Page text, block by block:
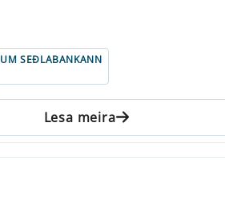
UM SEÐLABANKANN
Lesa meira